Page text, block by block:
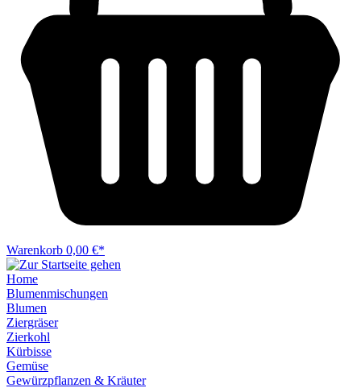
Warenkorb 0,00 €*
Home
Blumenmischungen
Blumen
Ziergräser
Zierkohl
Kürbisse
Gemüse
Gewürzpflanzen & Kräuter